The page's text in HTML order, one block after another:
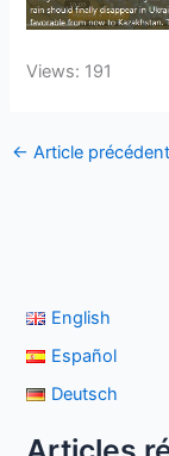
Views: 191
← Article précédent
English
Español
Deutsch